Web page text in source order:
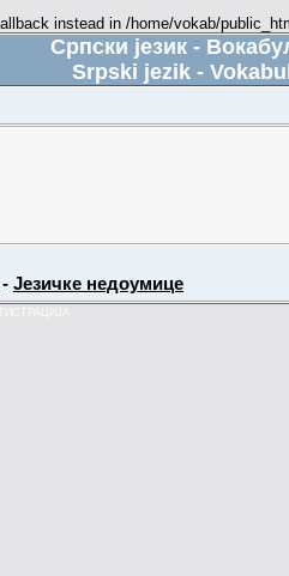
instead in /home/vokab/
Српски језик -
Srpski jezik -
- Језичке недоумице